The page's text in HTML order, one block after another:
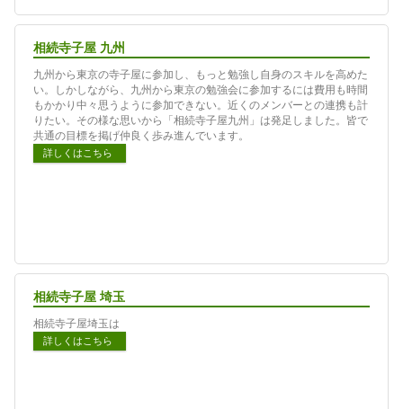
相続寺子屋 九州
九州から東京の寺子屋に参加し、もっと勉強し自身のスキルを高めた
い。しかしながら、九州から東京の勉強会に参加するには費用も時間
もかかり中々思うように参加できない。近くのメンバーとの連携も計
りたい。その様な思いから「相続寺子屋九州」は発足しました。皆で
共通の目標を掲げ仲良く歩み進んでいます。
詳しくはこちら
相続寺子屋 埼玉
相続寺子屋埼玉は
詳しくはこちら